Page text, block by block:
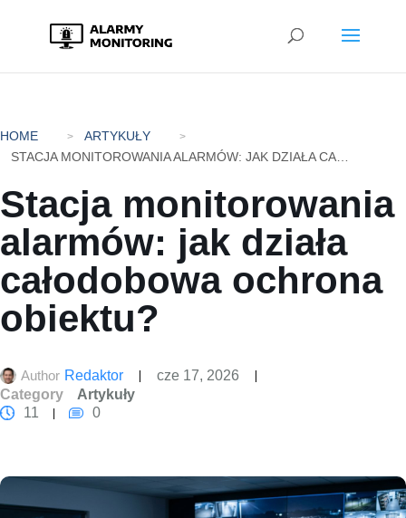
HOME
ARTYKUŁY
Stacja monitorowania
alarmów: jak działa
całodobowa ochrona
obiektu?
Author Redaktor
cze 17, 2026
Category
Artykuły
11
0